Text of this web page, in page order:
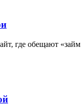
обещают «займ